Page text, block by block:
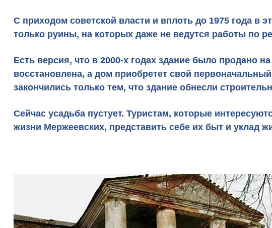
С приходом советской власти и вплоть до 1975 года в
только руины, на которых даже не ведутся работы по
Есть версия, что в 2000-х годах здание было продано
восстановлена, а дом приобретет свой
закончились только тем, что здание обнесли
Сейчас усадьба пустует. Туристам, которые
жизни Мержеевских, представить себе их быт и уклад